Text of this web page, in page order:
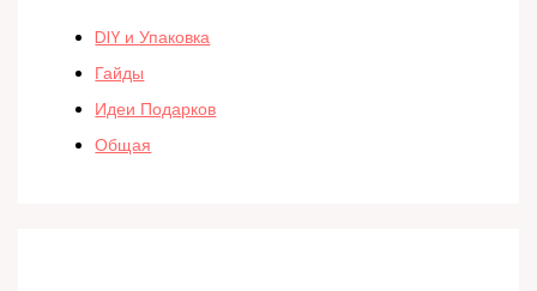
DIY и Упаковка
Гайды
Идеи Подарков
Общая